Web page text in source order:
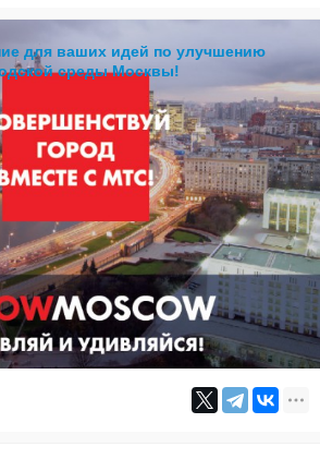
для ваших идей по улучшению
среды Москвы!